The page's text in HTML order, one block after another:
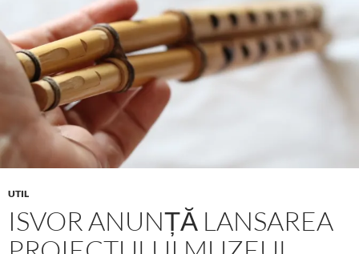
UTIL
ISVOR ANUNȚĂ LANSAREA